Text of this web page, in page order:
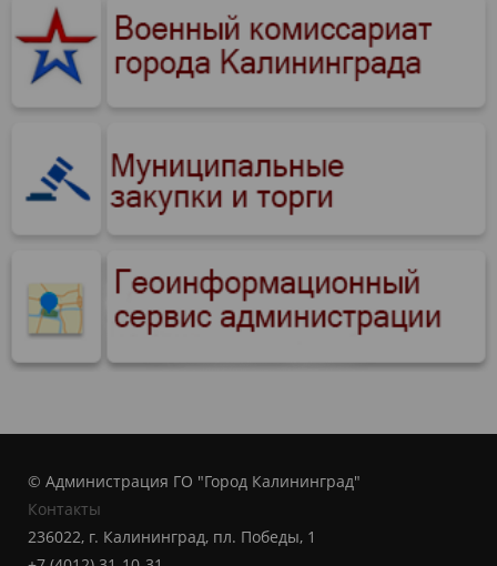
© Администрация ГО "Город Калининград"
Контакты
236022, г. Калининград, пл. Победы, 1